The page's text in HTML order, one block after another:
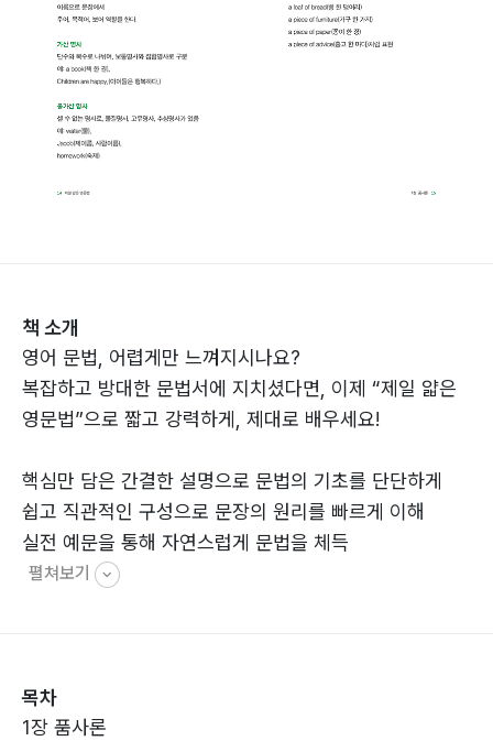
책 소개
영어 문법, 어렵게만 느껴지시나요?
복잡하고 방대한 문법서에 지치셨다면, 이제 “제일 얇은
영문법”으로 짧고 강력하게, 제대로 배우세요!
핵심만 담은 간결한 설명으로 문법의 기초를 단단하게
쉽고 직관적인 구성으로 문장의 원리를 빠르게 이해
실전 예문을 통해 자연스럽게 문법을 체득
펼쳐보기
목차
1장 품사론